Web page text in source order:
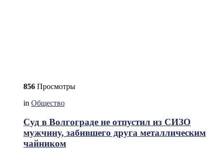
856 Просмотры
in Общество
Суд в Волгограде не отпустил из СИЗО
мужчину, забившего друга металлическим
чайником